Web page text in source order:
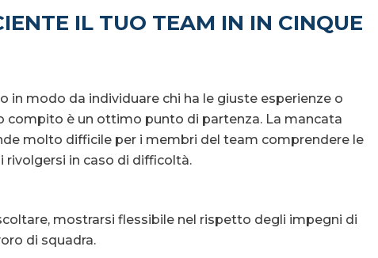
IL TUO TEAM IN IN CINQUE
in modo da individuare chi ha le giuste esperienze o
compito è un ottimo punto di partenza. La mancata
molto difficile per i membri del team comprendere le
rivolgersi in caso di difficoltà.
mostrarsi flessibile nel rispetto degli impegni di
di squadra.